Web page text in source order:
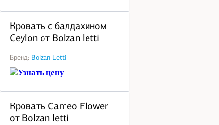
Кровать с балдахином
Ceylon от Bolzan letti
Бренд: Bolzan Letti
Узнать цену
Кровать Cameo Flower
от Bolzan letti